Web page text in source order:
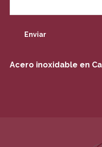
Enviar
Acero inoxidable en